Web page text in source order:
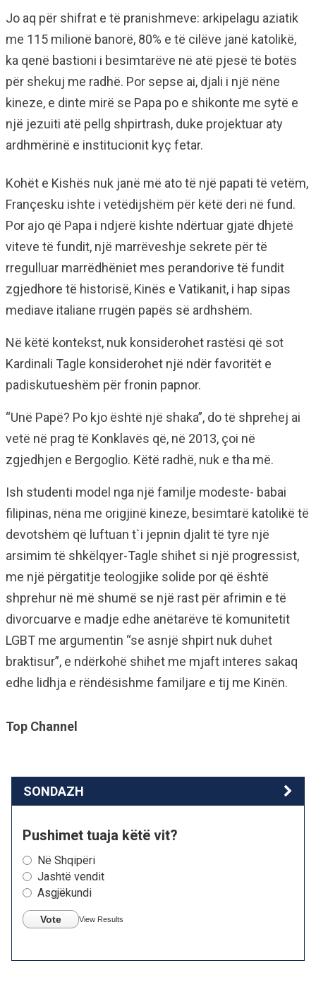
Jo aq për shifrat e të pranishmeve: arkipelagu aziatik
me 115 milionë banorë, 80% e të cilëve janë katolikë,
ka qenë bastioni i besimtarëve në atë pjesë të botës
për shekuj me radhë. Por sepse ai, djali i një nëne
kineze, e dinte mirë se Papa po e shikonte me sytë e
një jezuiti atë pellg shpirtrash, duke projektuar aty
ardhmërinë e institucionit kyç fetar.
Kohët e Kishës nuk janë më ato të një papati të vetëm,
Françesku ishte i vetëdijshëm për këtë deri në fund.
Por ajo që Papa i ndjerë kishte ndërtuar gjatë dhjetë
viteve të fundit, një marrëveshje sekrete për të
rregulluar marrëdhëniet mes perandorive të fundit
zgjedhore të historisë, Kinës e Vatikanit, i hap sipas
mediave italiane rrugën papës së ardhshëm.
Në këtë kontekst, nuk konsiderohet rastësi që sot
Kardinali Tagle konsiderohet një ndër favoritët e
padiskutueshëm për fronin papnor.
“Unë Papë? Po kjo është një shaka”, do të shprehej ai
vetë në prag të Konklavës që, në 2013, çoi në
zgjedhjen e Bergoglio. Këtë radhë, nuk e tha më.
Ish studenti model nga një familje modeste- babai
filipinas, nëna me origjinë kineze, besimtarë katolikë të
devotshëm që luftuan t`i jepnin djalit të tyre një
arsimim të shkëlqyer-Tagle shihet si një progressist,
me një përgatitje teologjike solide por që është
shprehur në më shumë se një rast për afrimin e të
divorcuarve e madje edhe anëtarëve të komunitetit
LGBT me argumentin “se asnjë shpirt nuk duhet
braktisur”, e ndërkohë shihet me mjaft interes sakaq
edhe lidhja e rëndësishme familjare e tij me Kinën.
Top Channel
SONDAZH
Pushimet tuaja këtë vit?
Në Shqipëri
Jashtë vendit
Asgjëkundi
Vote View Results